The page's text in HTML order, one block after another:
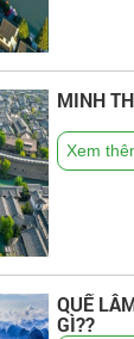
MINH
Xem
QUẾ
GÌ??